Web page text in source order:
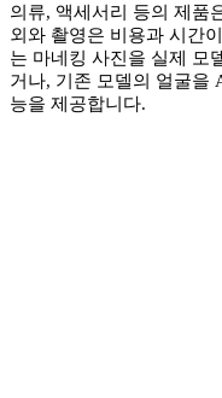
의류, 액세서리 등의 제품
외와 촬영은 비용과 시간
는 마네킹 사진을 실제 모
거나, 기존 모델의 얼굴을
능을 제공합니다.